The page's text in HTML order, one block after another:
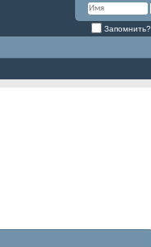
Запомнить?